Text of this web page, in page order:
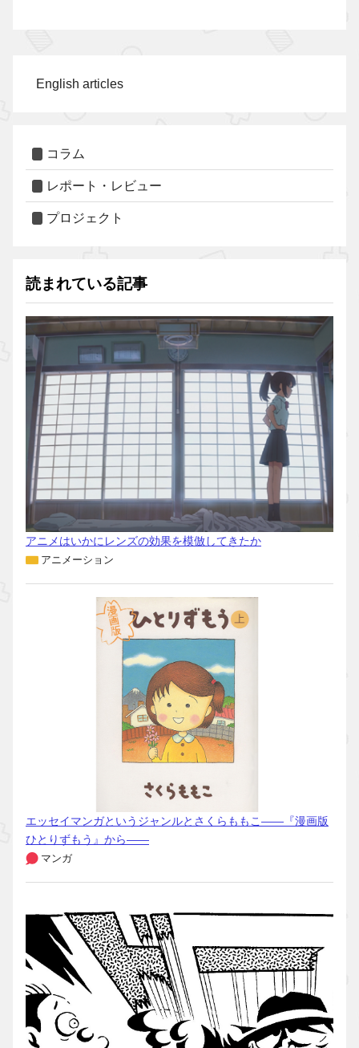
English articles
コラム
レポート・レビュー
プロジェクト
読まれている記事
アニメはいかにレンズの効果を模倣してきたか
アニメーション
エッセイマンガというジャンルとさくらももこ――『漫画版
ひとりずもう』から――
マンガ